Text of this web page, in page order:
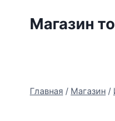
Магазин
Главная / Магазин /